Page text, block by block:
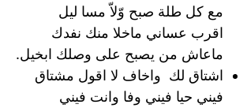
مع كل طلة صبح وّلاّ مسا ليل
اقرب عساني ماخلا منك نفدك
ماعاش من يصبح على وصلك ابخيل.
اشتاق لك واخاف لا اقول مشتاق
فيني حيا فيني وفا وانت فيني